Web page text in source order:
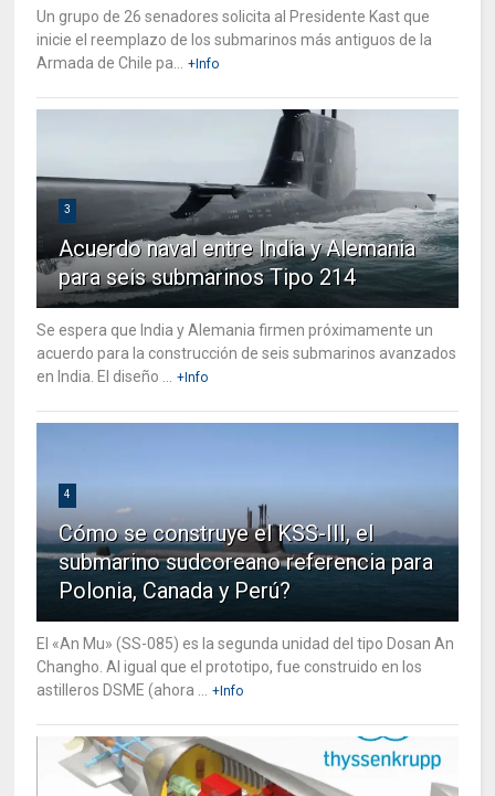
Un grupo de 26 senadores solicita al Presidente Kast que
inicie el reemplazo de los submarinos más antiguos de la
Armada de Chile pa...
+Info
3
Acuerdo naval entre India y Alemania
para seis submarinos Tipo 214
Se espera que India y Alemania firmen próximamente un
acuerdo para la construcción de seis submarinos avanzados
en India. El diseño ...
+Info
4
Cómo se construye el KSS-III, el
submarino sudcoreano referencia para
Polonia, Canada y Perú?
El «An Mu» (SS-085) es la segunda unidad del tipo Dosan An
Changho. Al igual que el prototipo, fue construido en los
astilleros DSME (ahora ...
+Info